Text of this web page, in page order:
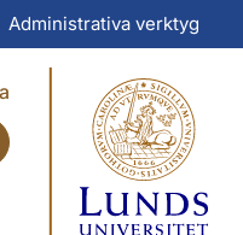
Administrativa verktyg